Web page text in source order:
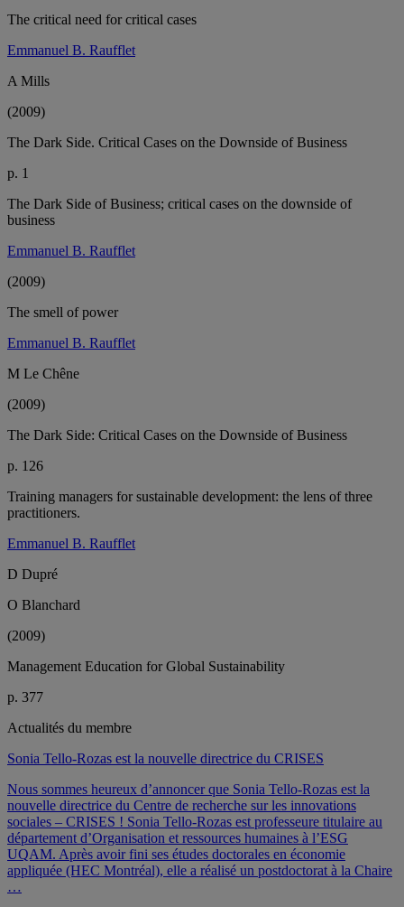
The critical need for critical cases
Emmanuel B. Raufflet
A Mills
(2009)
The Dark Side. Critical Cases on the Downside of Business
p. 1
The Dark Side of Business; critical cases on the downside of
business
Emmanuel B. Raufflet
(2009)
The smell of power
Emmanuel B. Raufflet
M Le Chêne
(2009)
The Dark Side: Critical Cases on the Downside of Business
p. 126
Training managers for sustainable development: the lens of three
practitioners.
Emmanuel B. Raufflet
D Dupré
O Blanchard
(2009)
Management Education for Global Sustainability
p. 377
Actualités du membre
Sonia Tello-Rozas est la nouvelle directrice du CRISES
Nous sommes heureux d’annoncer que Sonia Tello-Rozas est la
nouvelle directrice du Centre de recherche sur les innovations
sociales – CRISES ! Sonia Tello-Rozas est professeure titulaire au
département d’Organisation et ressources humaines à l’ESG
UQAM. Après avoir fini ses études doctorales en économie
appliquée (HEC Montréal), elle a réalisé un postdoctorat à la Chaire
…